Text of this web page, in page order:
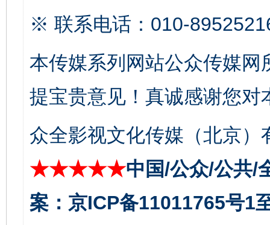
※ 联系电话：010-
本传媒系列网站公众传媒
提宝贵意见！真诚感谢您
众全影视文化传媒（北京）
★★★★★中国/公众/公共/
案：京ICP备11011765号1
东山县通报“牛蛙产品抗生素超标问题” 法
千年窑火 生生不息 一